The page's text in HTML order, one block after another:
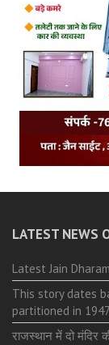
LATEST NEWS
Latest Jain
This story dates
partitioned in 1947
राजस्थान में दो मंदिर